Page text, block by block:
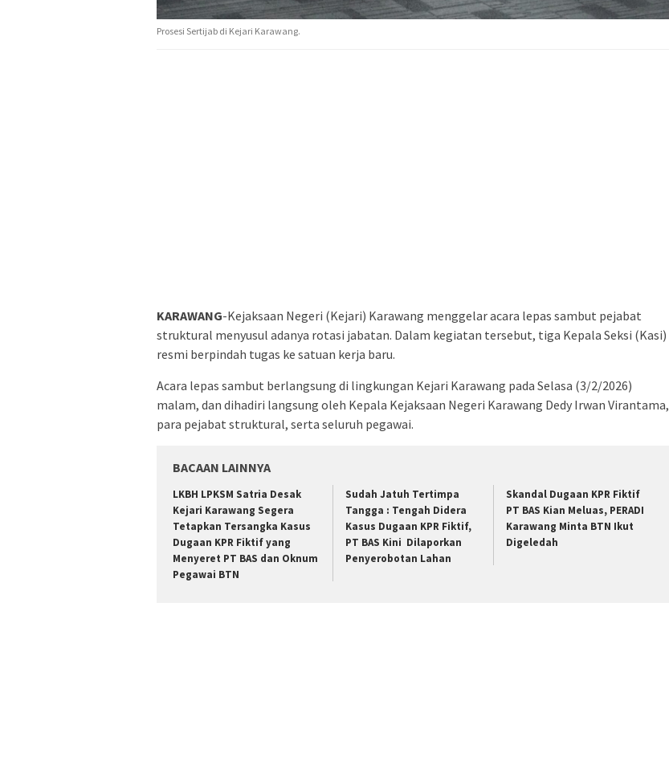
Prosesi Sertijab di Kejari Karawang.
KARAWANG-Kejaksaan Negeri (Kejari) Karawang menggelar acara lepas sambut pejabat
struktural menyusul adanya rotasi jabatan. Dalam kegiatan tersebut, tiga Kepala Seksi (Kasi)
resmi berpindah tugas ke satuan kerja baru.
Acara lepas sambut berlangsung di lingkungan Kejari Karawang pada Selasa (3/2/2026)
malam, dan dihadiri langsung oleh Kepala Kejaksaan Negeri Karawang Dedy Irwan Virantama,
para pejabat struktural, serta seluruh pegawai.
BACAAN LAINNYA
LKBH LPKSM Satria Desak
Kejari Karawang Segera
Tetapkan Tersangka Kasus
Dugaan KPR Fiktif yang
Menyeret PT BAS dan Oknum
Pegawai BTN
Sudah Jatuh Tertimpa
Tangga : Tengah Didera
Kasus Dugaan KPR Fiktif,
PT BAS Kini Dilaporkan
Penyerobotan Lahan
Skandal Dugaan KPR Fiktif
PT BAS Kian Meluas, PERADI
Karawang Minta BTN Ikut
Digeledah